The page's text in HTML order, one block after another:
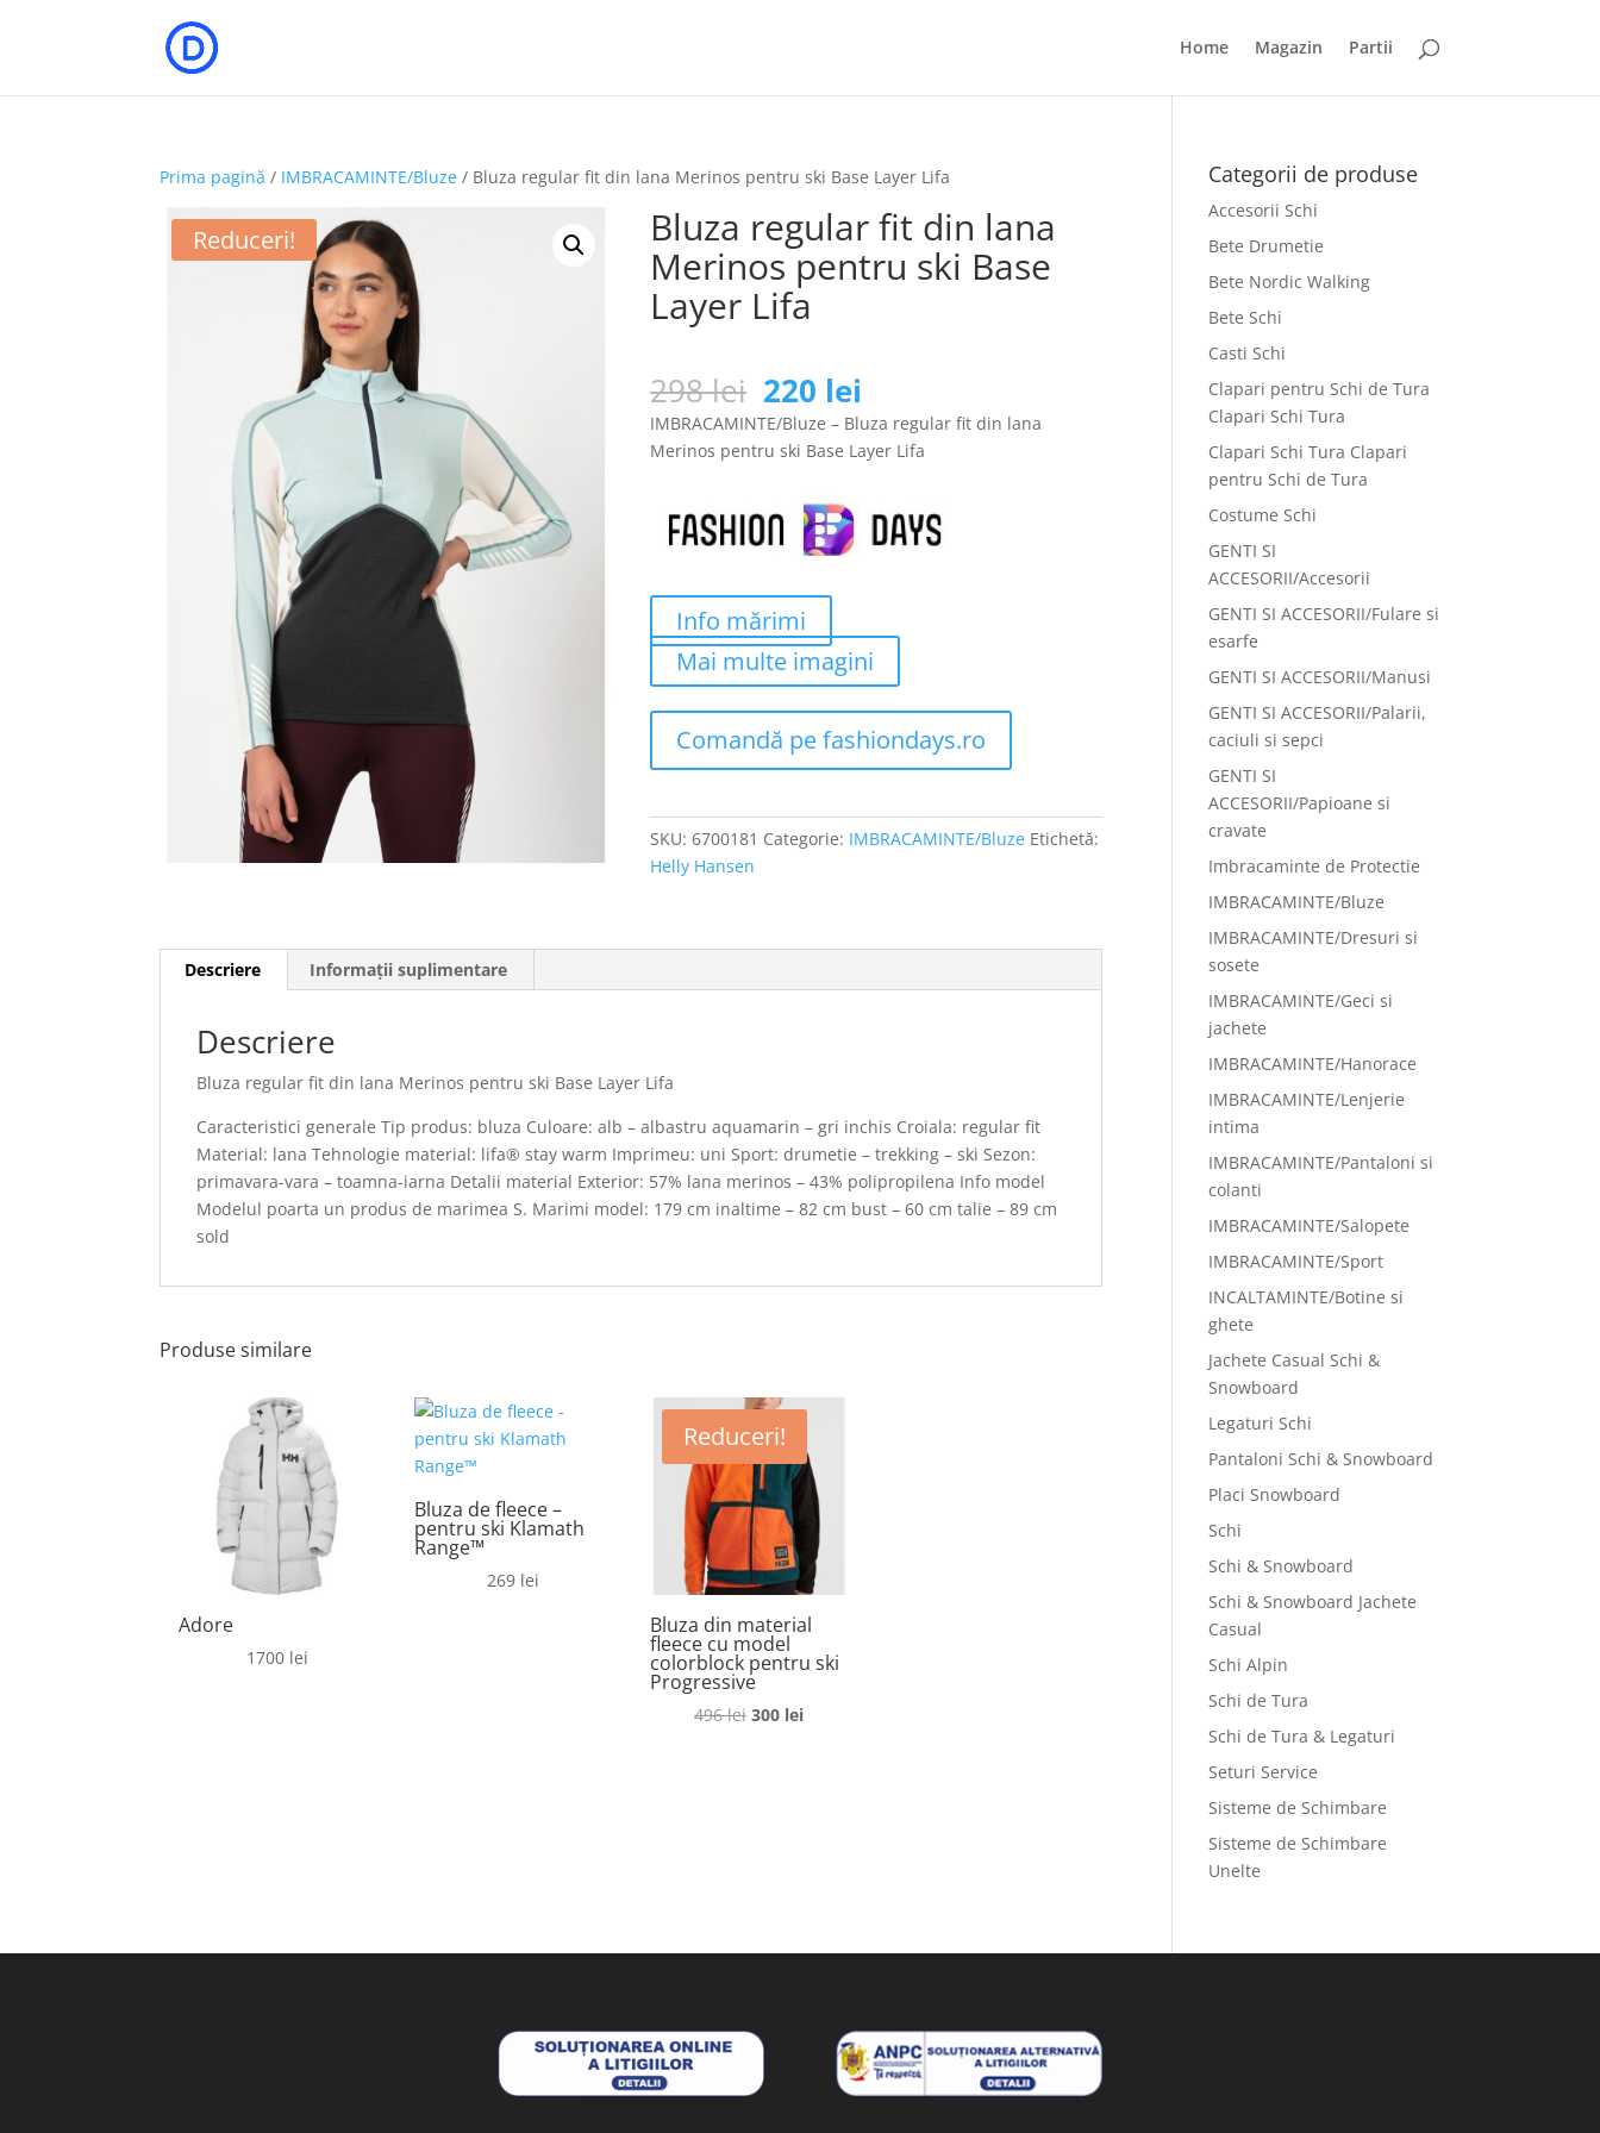
Home Magazin Partii
Prima pagină / IMBRACAMINTE/Bluze / Bluza regular fit din lana Merinos pentru ski Base Layer Lifa
Reduceri!
Bluza regular fit din lana
Merinos pentru ski Base
Layer Lifa
298lei Prețul
inițial
a
fost:
298 lei.
220 lei
curent
este:
220 lei.
IMBRACAMINTE/Bluze – Bluza regular fit din lana
Merinos pentru ski Base Layer Lifa
Info mărimi
Mai multe imagini
Comandă pe fashiondays.ro
SKU:6700181 Categorie: IMBRACAMINTE/Bluze Etichetă:
Helly Hansen
Descriere Informații suplimentare
Descriere
Bluza regular fit din lana Merinos pentru ski Base Layer Lifa
Caracteristici generale Tip produs: bluza Culoare: alb – albastru aquamarin – gri inchis Croiala: regular fit
Material: lana Tehnologie material: lifa® stay warm Imprimeu: uni Sport: drumetie – trekking – ski Sezon:
primavara-vara – toamna-iarna Detalii material Exterior: 57% lana merinos – 43% polipropilena Info model
Modelul poarta un produs de marimea S. Marimi model: 179 cm inaltime – 82 cm bust – 60 cm talie – 89 cm
sold
Produse similare
Adore
1700 lei
Bluza de fleece –
pentru ski Klamath
Range™
269 lei
Reduceri!
Bluza din material
fleece cu model
colorblock pentru ski
Progressive
496lei Prețul
300 leiPrețul
Categorii de produse
Accesorii Schi
Bete Drumetie
Bete Nordic Walking
Bete Schi
Casti Schi
Clapari pentru Schi de Tura
Clapari Schi Tura
Clapari Schi Tura Clapari
pentru Schi de Tura
Costume Schi
GENTI SI
ACCESORII/Accesorii
GENTI SI ACCESORII/Fulare si
esarfe
GENTI SI ACCESORII/Manusi
GENTI SI ACCESORII/Palarii,
caciuli si sepci
GENTI SI
ACCESORII/Papioane si
cravate
Imbracaminte de Protectie
IMBRACAMINTE/Bluze
IMBRACAMINTE/Dresuri si
sosete
IMBRACAMINTE/Geci si
jachete
IMBRACAMINTE/Hanorace
IMBRACAMINTE/Lenjerie
intima
IMBRACAMINTE/Pantaloni si
colanti
IMBRACAMINTE/Salopete
IMBRACAMINTE/Sport
INCALTAMINTE/Botine si
ghete
Jachete Casual Schi &
Snowboard
Legaturi Schi
Pantaloni Schi & Snowboard
Placi Snowboard
Schi
Schi & Snowboard
Schi & Snowboard Jachete
Casual
Schi Alpin
Schi de Tura
Schi de Tura & Legaturi
Seturi Service
Sisteme de Schimbare
Sisteme de Schimbare
Unelte